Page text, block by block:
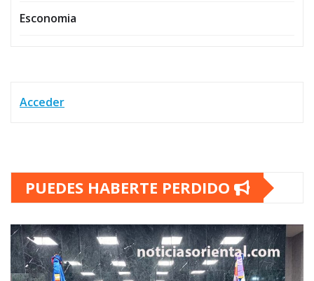
Esconomia
Acceder
PUEDES HABERTE PERDIDO